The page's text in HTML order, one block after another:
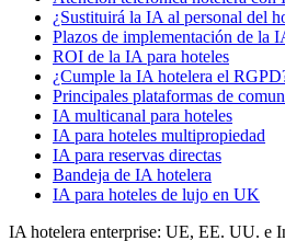
¿Sustituirá la IA al personal del
Plazos de implementación de la
ROI de la IA para hoteles
¿Cumple la IA hotelera el
Principales plataformas de
IA multicanal para hoteles
IA para hoteles multipropiedad
IA para reservas directas
Bandeja de IA hotelera
IA para hoteles de lujo en UK
IA hotelera enterprise: UE, EE. UU. e